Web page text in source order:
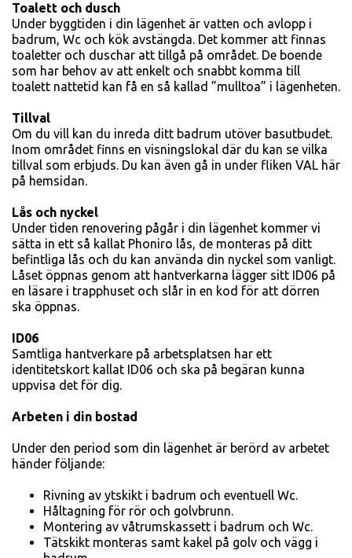
Toalett och dusch
Under byggtiden i din lägenhet är vatten och avlopp i
badrum, Wc och kök avstängda. Det kommer att finnas
toaletter och duschar att tillgå på området. De boende
som har behov av att enkelt och snabbt komma till
toalett nattetid kan få en så kallad ”mulltoa” i lägenheten.
Tillval
Om du vill kan du inreda ditt badrum utöver basutbudet.
Inom området finns en visningslokal där du kan se vilka
tillval som erbjuds. Du kan även gå in under fliken VAL här
på hemsidan.
Lås och nyckel
Under tiden renovering pågår i din lägenhet kommer vi
sätta in ett så kallat Phoniro lås, de monteras på ditt
befintliga lås och du kan använda din nyckel som vanligt.
Låset öppnas genom att hantverkarna lägger sitt ID06 på
en läsare i trapphuset och slår in en kod för att dörren
ska öppnas.
ID06
Samtliga hantverkare på arbets­platsen har ett
identitetskort kallat ID06 och ska på begäran kunna
uppvisa det för dig.
Arbeten i din bostad
Under den period som din lägen­het är berörd av arbetet
händer följande:
Rivning av ytskikt i badrum och eventuell Wc.
Håltagning för rör och golv­brunn.
Montering av våtrumskassett i badrum och Wc.
Tätskikt monteras samt kakel på golv och vägg i